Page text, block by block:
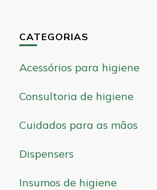
CATEGORIAS
Acessórios para higiene
Consultoria de higiene
Cuidados para as mãos
Dispensers
Insumos de higiene